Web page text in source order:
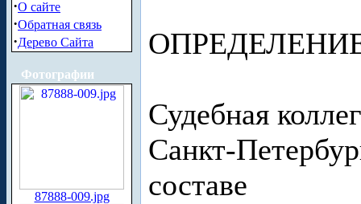
·О сайте
·Обратная связь
·Дерево Сайта
Фотографии
87888-009.jpg
Судебная
Санкт-
составе